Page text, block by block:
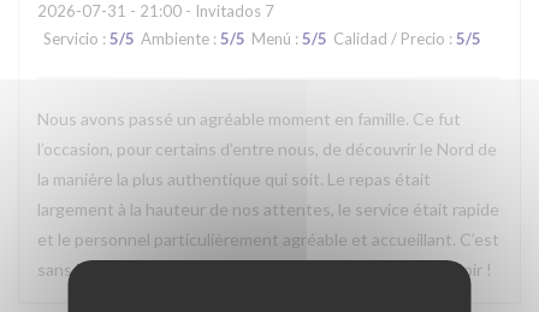
2026-07-31 - 21:00 - Invitados 7
Servicio : 5/5 Ambiente : 5/5 Menú : 5/5 Calidad / Precio : 5/5
Nous avons passé un agréable moment en famille. Ce fut
l’occasion, pour certains d’entre nous, de découvrir le Nord de
la manière la plus authentique qui soit. Le repas était
largement à la hauteur de nos attentes, le service était rapide
et le personnel particulièrement agréable et accueillant. C’est
sans hésiter que nous reviendrons. Au plaisir de vous revoir !